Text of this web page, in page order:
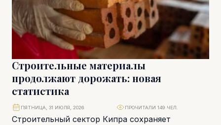
Строительные материалы
продолжают дорожать: новая
статистика
Строительный сектор Кипра сохраняет
ПЯТНИЦА, 31 ИЮЛЯ, 2026 ПРОЧИТАЛИ 149 ЧЕЛ.